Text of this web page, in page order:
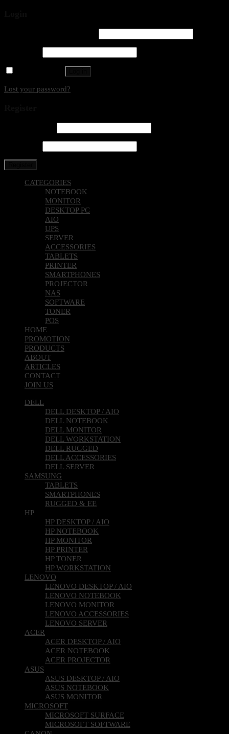
Lost your password?
CATEGORIES
NOTEBOOK
MONITOR
DESKTOP PC
AIO
UPS
SERVER
ACCESSORIES
TABLETS
PRINTER
SMARTPHONES
PROJECTOR
NAS
SOFTWARE
TONER
POS
HOME
PROMOTION
PRODUCTS
ABOUT
ARTICLES
CONTACT
JOIN US
DELL
DELL DESKTOP / AIO
DELL NOTEBOOK
DELL MONITOR
DELL WORKSTATION
DELL RUGGED
DELL ACCESSORIES
DELL SERVER
SAMSUNG
TABLETS
SMARTPHONES
RUGGED & EE
HP
HP DESKTOP / AIO
HP NOTEBOOK
HP MONITOR
HP PRINTER
HP TONER
HP WORKSTATION
LENOVO
LENOVO DESKTOP / AIO
LENOVO NOTEBOOK
LENOVO MONITOR
LENOVO ACCESSORIES
LENOVO SERVER
ACER
ACER DESKTOP / AIO
ACER NOTEBOOK
ACER PROJECTOR
ASUS
ASUS DESKTOP / AIO
ASUS NOTEBOOK
ASUS MONITOR
MICROSOFT
MICROSOFT SURFACE
MICROSOFT SOFTWARE